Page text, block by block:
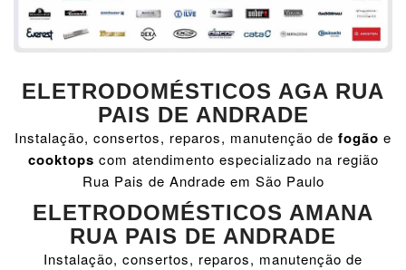
ELETRODOMÉSTICOS AGA RUA
PAIS DE ANDRADE
Instalação, consertos, reparos, manutenção de fogão e
cooktops com atendimento especializado na região
Rua Pais de Andrade em São Paulo
ELETRODOMÉSTICOS AMANA
RUA PAIS DE ANDRADE
Instalação, consertos, reparos, manutenção de